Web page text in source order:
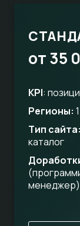
от 35
KPI:
Регионы:
Тип сайта:
каталог
менеджер)